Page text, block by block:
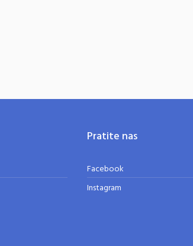
Pratite nas
Facebook
Instagram